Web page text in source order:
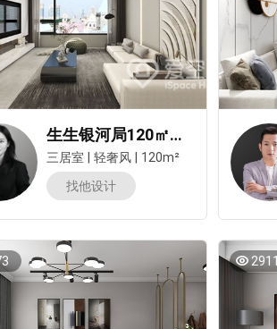
生生银河局120㎡三居室轻奢风装修案例
三居室 轻奢风
120m²
找他设计
2911